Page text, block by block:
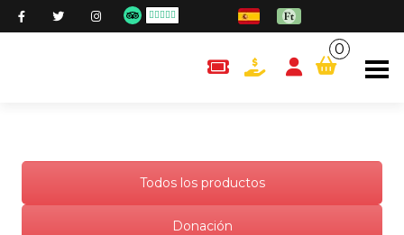
content.cart
0
Todos los productos
Donación